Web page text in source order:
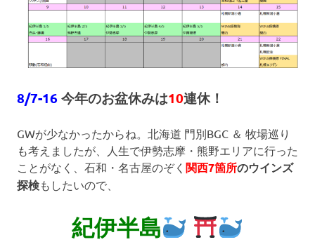
8/7-16 今年のお盆休みは10連休！
GWが少なかったからね。北海道 門別BGC ＆ 牧場巡り
も考えましたが、人生で伊勢志摩・熊野エリアに行った
ことがなく、石和・名古屋のぞく 関西7箇所のウインズ
探検もしたいので、
紀伊半島